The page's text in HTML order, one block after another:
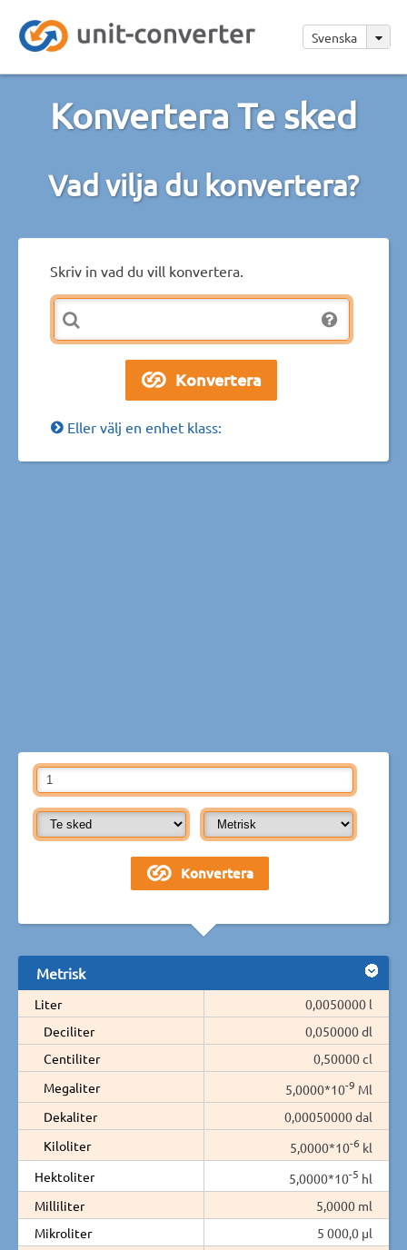
Svenska
Konvertera Te sked
Vad vilja du konvertera?
Skriv in vad du vill konvertera.
Eller välj en enhet klass:
Metrisk
Liter
0,0050000 l
Deciliter
0,050000 dl
Centiliter
0,50000 cl
Megaliter
5,0000*10-9 Ml
Dekaliter
0,00050000 dal
Kiloliter
5,0000*10-6 kl
Hektoliter
5,0000*10-5 hl
Milliliter
5,0000 ml
Mikroliter
5 000,0 µl